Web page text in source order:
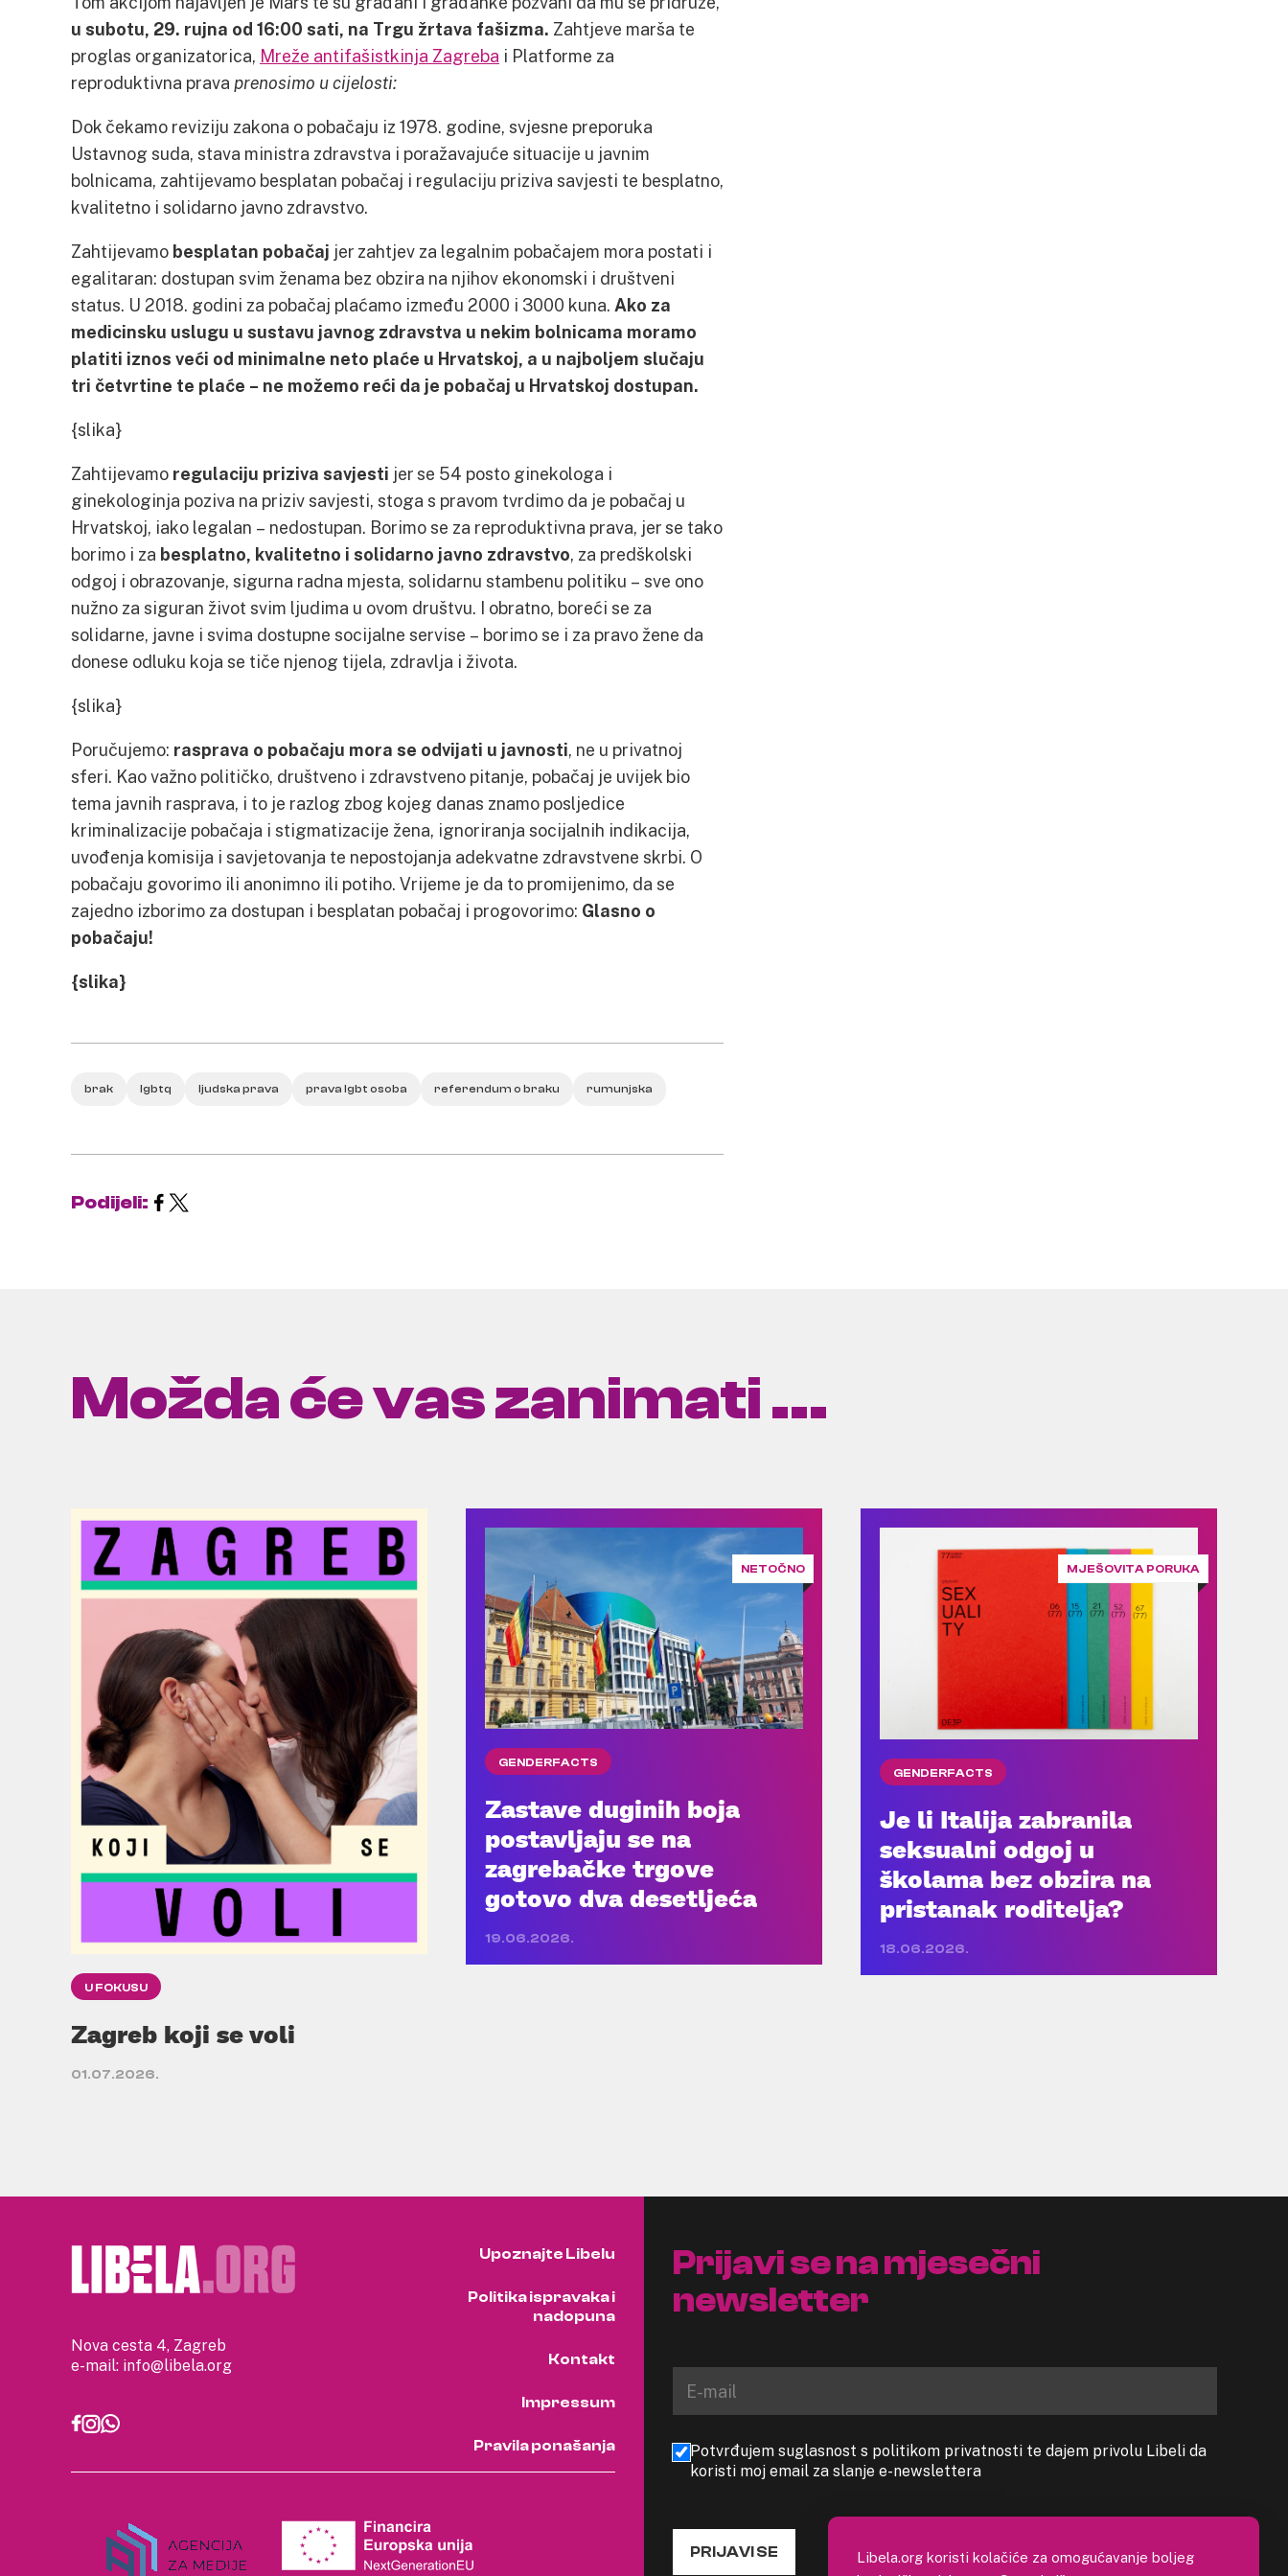
u subotu, 29. rujna od 16:00 sati, na Trgu žrtava fašizma. Zahtjeve marša te
proglas organizatorica, Mreže antifašistkinja Zagreba i Platforme za
reproduktivna prava prenosimo u cijelosti:
Dok čekamo reviziju zakona o pobačaju iz 1978. godine, svjesne preporuka
Ustavnog suda, stava ministra zdravstva i poražavajuće situacije u javnim
bolnicama, zahtijevamo besplatan pobačaj i regulaciju priziva savjesti te besplatno,
kvalitetno i solidarno javno zdravstvo.
Zahtijevamo besplatan pobačaj jer zahtjev za legalnim pobačajem mora postati i
egalitaran: dostupan svim ženama bez obzira na njihov ekonomski i društveni
status. U 2018. godini za pobačaj plaćamo između 2000 i 3000 kuna. Ako za
medicinsku uslugu u sustavu javnog zdravstva u nekim bolnicama moramo
platiti iznos veći od minimalne neto plaće u Hrvatskoj, a u najboljem slučaju
tri četvrtine te plaće – ne možemo reći da je pobačaj u Hrvatskoj dostupan.
{slika}
Zahtijevamo regulaciju priziva savjesti jer se 54 posto ginekologa i
ginekologinja poziva na priziv savjesti, stoga s pravom tvrdimo da je pobačaj u
Hrvatskoj, iako legalan – nedostupan. Borimo se za reproduktivna prava, jer se tako
borimo i za besplatno, kvalitetno i solidarno javno zdravstvo, za predškolski
odgoj i obrazovanje, sigurna radna mjesta, solidarnu stambenu politiku – sve ono
nužno za siguran život svim ljudima u ovom društvu. I obratno, boreći se za
solidarne, javne i svima dostupne socijalne servise – borimo se i za pravo žene da
donese odluku koja se tiče njenog tijela, zdravlja i života.
{slika}
Poručujemo: rasprava o pobačaju mora se odvijati u javnosti, ne u privatnoj
sferi. Kao važno političko, društveno i zdravstveno pitanje, pobačaj je uvijek bio
tema javnih rasprava, i to je razlog zbog kojeg danas znamo posljedice
kriminalizacije pobačaja i stigmatizacije žena, ignoriranja socijalnih indikacija,
uvođenja komisija i savjetovanja te nepostojanja adekvatne zdravstvene skrbi. O
pobačaju govorimo ili anonimno ili potiho. Vrijeme je da to promijenimo, da se
zajedno izborimo za dostupan i besplatan pobačaj i progovorimo: Glasno o
pobačaju!
{slika}
brak lgbtq ljudska prava prava lgbt osoba referendum o braku rumunjska
Podijeli:
Možda će vas zanimati ...
U FOKUSU
Zagreb koji se voli
01.07.2026.
NETOČNO
GENDERFACTS
Zastave duginih boja
postavljaju se na
zagrebačke trgove
gotovo dva desetljeća
19.06.2026.
MJEŠOVITA PORUKA
GENDERFACTS
Je li Italija zabranila
seksualni odgoj u
školama bez obzira na
pristanak roditelja?
18.06.2026.
Nova cesta 4, Zagreb
e-mail: info@libela.org
Upoznajte Libelu
Politika ispravaka i
nadopuna
Kontakt
Impressum
Pravila ponašanja
Prijavi se na mjesečni
newsletter
Potvrđujem suglasnost s politikom privatnosti te dajem privolu Libeli da
koristi moj email za slanje e-newslettera
PRIJAVI SE
Libela.org koristi kolačiće za omogućavanje boljeg